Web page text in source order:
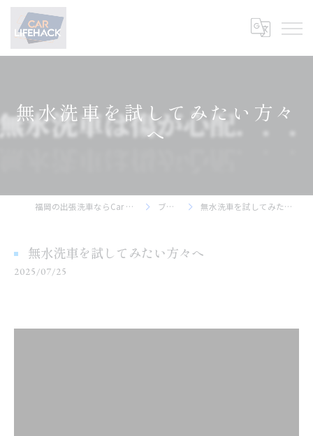
無水洗車を試してみたい方々
へ
福岡の出張洗車ならCar Lifehack ブログ 無水洗車を試してみたい方々へ
無水洗車を試してみたい方々へ
2025/07/25